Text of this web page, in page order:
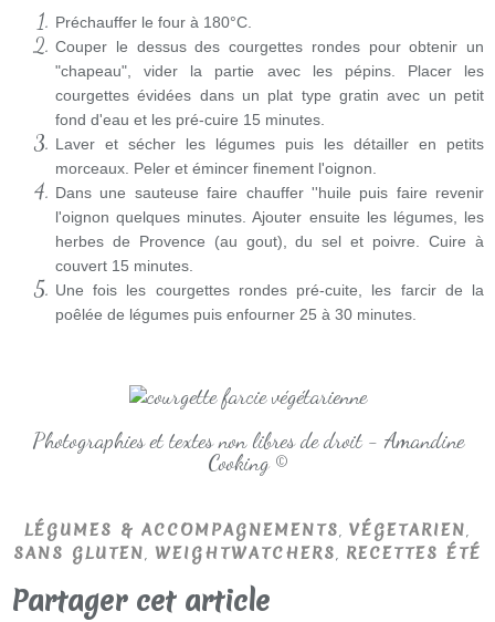
Préchauffer le four à 180°C.
Couper le dessus des courgettes rondes pour obtenir un
"chapeau", vider la partie avec les pépins. Placer les
courgettes évidées dans un plat type gratin avec un petit
fond d'eau et les pré-cuire 15 minutes.
Laver et sécher les légumes puis les détailler en petits
morceaux. Peler et émincer finement l'oignon.
Dans une sauteuse faire chauffer ''huile puis faire revenir
l'oignon quelques minutes. Ajouter ensuite les légumes, les
herbes de Provence (au gout), du sel et poivre. Cuire à
couvert 15 minutes.
Une fois les courgettes rondes pré-cuite, les farcir de la
poêlée de légumes puis enfourner 25 à 30 minutes.
Photographies et textes non libres de droit - Amandine
Cooking ©
LÉGUMES & ACCOMPAGNEMENTS, VÉGETARIEN,
SANS GLUTEN, WEIGHTWATCHERS, RECETTES ÉTÉ
Partager cet article